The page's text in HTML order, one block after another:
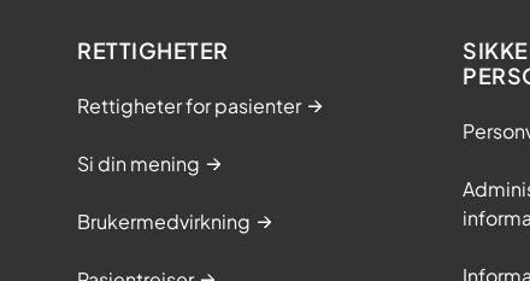
RETTIGHETER
Rettigheter for pasienter
Si din mening
Brukermedvirkning